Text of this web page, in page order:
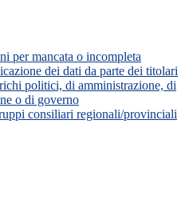
per mancata o incompleta
dei dati da parte dei titolari
politici, di amministrazione, di
o di governo
consiliari regionali/provinciali